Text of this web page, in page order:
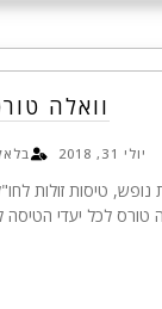
וואלה
יולי 31, 2018
נופש, טיסות זולות
טורס לכל יעדי הטיסה